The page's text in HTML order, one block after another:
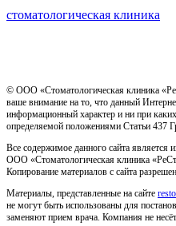
стоматологическая клиника
© ООО «Стоматологическая клиника
ваше внимание на то, что данный
информационный характер и ни при
определяемой положениями Статьи 437
Все содержимое данного сайта является
ООО «Стоматологическая клиника
Копирование материалов с сайта
Материалы, представленные на сайте
не могут быть использованы для
заменяют прием врача. Компания не